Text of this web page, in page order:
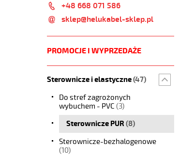
+48 668 071 586
sklep@helukabel-sklep.pl
PROMOCJE I WYPRZEDAŻE
Sterownicze i elastyczne(47)
Do stref zagrożonych
wybuchem - PVC (3)
Sterownicze PUR (8)
Sterownicze-bezhalogenowe
(10)